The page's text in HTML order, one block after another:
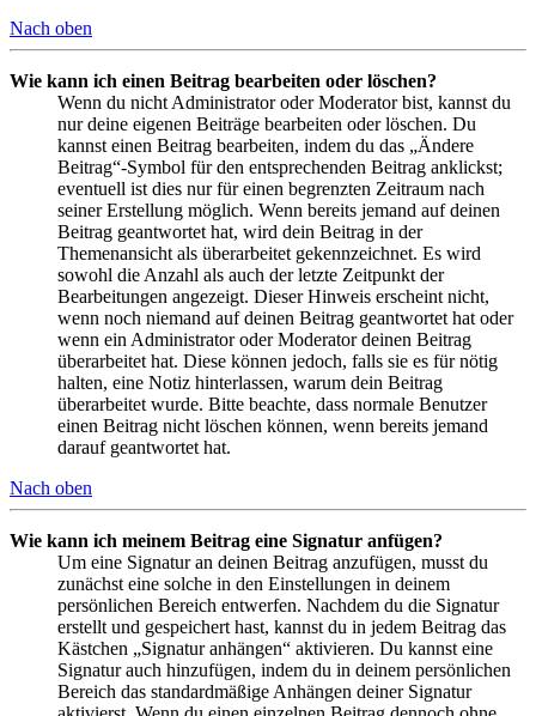
Nach oben
Wie kann ich einen Beitrag bearbeiten oder löschen?
Wenn du nicht Administrator oder Moderator bist, kannst du
nur deine eigenen Beiträge bearbeiten oder löschen. Du
kannst einen Beitrag bearbeiten, indem du das „Ändere
Beitrag“-Symbol für den entsprechenden Beitrag anklickst;
eventuell ist dies nur für einen begrenzten Zeitraum nach
seiner Erstellung möglich. Wenn bereits jemand auf deinen
Beitrag geantwortet hat, wird dein Beitrag in der
Themenansicht als überarbeitet gekennzeichnet. Es wird
sowohl die Anzahl als auch der letzte Zeitpunkt der
Bearbeitungen angezeigt. Dieser Hinweis erscheint nicht,
wenn noch niemand auf deinen Beitrag geantwortet hat oder
wenn ein Administrator oder Moderator deinen Beitrag
überarbeitet hat. Diese können jedoch, falls sie es für nötig
halten, eine Notiz hinterlassen, warum dein Beitrag
überarbeitet wurde. Bitte beachte, dass normale Benutzer
einen Beitrag nicht löschen können, wenn bereits jemand
darauf geantwortet hat.
Nach oben
Wie kann ich meinem Beitrag eine Signatur anfügen?
Um eine Signatur an deinen Beitrag anzufügen, musst du
zunächst eine solche in den Einstellungen in deinem
persönlichen Bereich entwerfen. Nachdem du die Signatur
erstellt und gespeichert hast, kannst du in jedem Beitrag das
Kästchen „Signatur anhängen“ aktivieren. Du kannst eine
Signatur auch hinzufügen, indem du in deinem persönlichen
Bereich das standardmäßige Anhängen deiner Signatur